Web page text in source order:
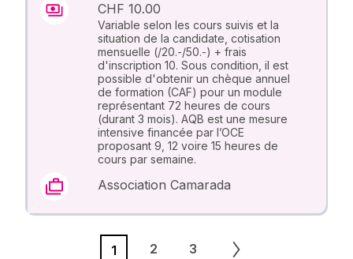
CHF 10.00
Variable selon les cours suivis et la
situation de la candidate, cotisation
mensuelle (/20.-/50.-) + frais
d'inscription 10. Sous condition, il est
possible d'obtenir un chèque annuel
de formation (CAF) pour un module
représentant 72 heures de cours
(durant 3 mois). AQB est une mesure
intensive financée par l’OCE
proposant 9, 12 voire 15 heures de
cours par semaine.
Association Camarada
1 2 3